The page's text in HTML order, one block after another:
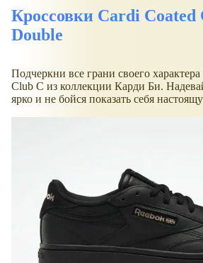
Кроссовки Cardi Coated
Double
Подчеркни все грани своего
Club C из коллекции Карди Би.
ярко и не бойся показать себя